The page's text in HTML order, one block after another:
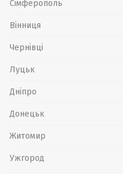
Сімферополь
Вінниця
Чернівці
Луцьк
Дніпро
Донецьк
Житомир
Ужгород